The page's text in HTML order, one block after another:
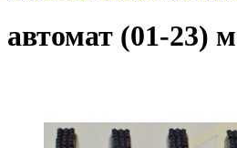
автомат (01-23)